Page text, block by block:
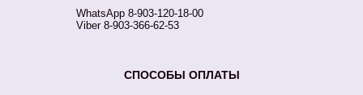
WhatsApp 8-903-120-18-00
Viber 8-903-366-62-53
СПОСОБЫ ОПЛАТЫ